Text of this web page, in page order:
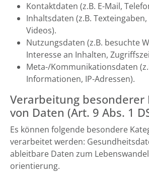
Kontaktdaten (z.B. E-Mail,
Inhaltsdaten (z.B.
Videos).
Nutzungsdaten (z.B. besuchte
Interesse an Inhalten,
Meta-/Kommunikationsdaten
Informationen, IP-Adressen).
Verarbeitung besonderer
von Daten (Art. 9 Abs. 1
Es können folgende besondere
verarbeitet werden:
ableitbare Daten zum
orientierung.